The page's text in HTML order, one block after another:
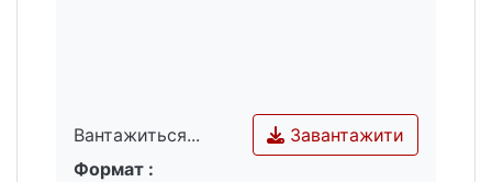
Вантажиться...
Вантажиться...
Завантажити
Формат :